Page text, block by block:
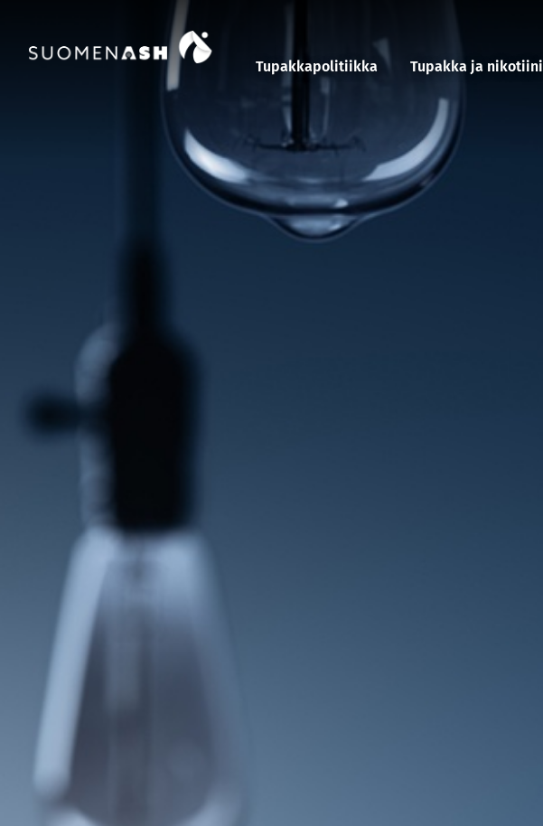
Siirry sisältöön
Tupakkapolitiikka Tupakka ja nikotiini